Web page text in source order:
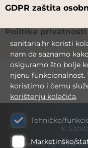
GDPR zaštita
Politika privatnosti
©
Powered by WEB
sanitaria.hr koristi
nam da saznamo
osiguramo što bolje
njenu
koristimo i čemu
korištenju kolačića.
Tehničko/
Marketinško/